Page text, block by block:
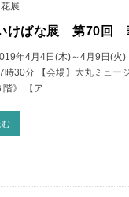
花展
けばな展 第70回
年4月4日(木)～4月9日(火
時30分 【会場】大丸ミュー
階》 【ア...